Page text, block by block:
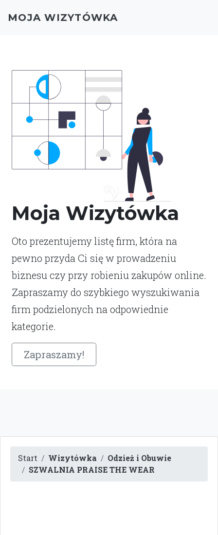
Moja Wizytówka
Oto prezentujemy listę firm, która na
pewno przyda Ci się w prowadzeniu
biznesu czy przy robieniu zakupów online.
Zapraszamy do szybkiego wyszukiwania
firm podzielonych na odpowiednie
kategorie.
Zapraszamy!
MOJA WIZYTÓWKA
Start Wizytówka
Odzież i Obuwie
SZWALNIA PRAISE THE WEAR